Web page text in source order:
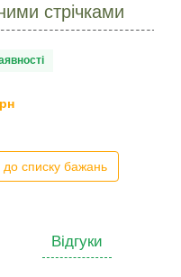
стрічками
до списку бажань
Відгуки